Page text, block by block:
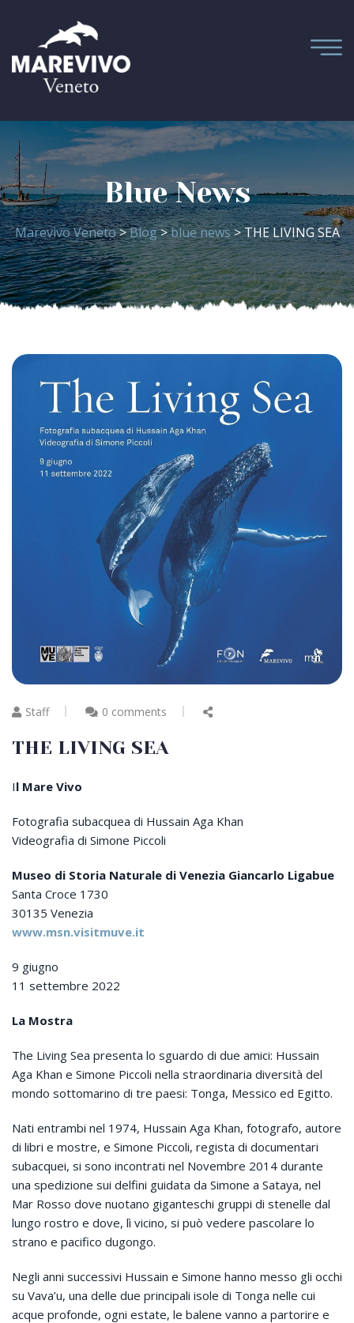
Blue News
Marevivo Veneto>Blog>blue news> THE LIVING SEA
Staff 0 comments
THE LIVING SEA
Il Mare Vivo
Fotografia subacquea di Hussain Aga Khan
Videografia di Simone Piccoli
Museo di Storia Naturale di Venezia Giancarlo Ligabue
Santa Croce 1730
30135 Venezia
www.msn.visitmuve.it
9 giugno
11 settembre 2022
La Mostra
The Living Sea presenta lo sguardo di due amici: Hussain
Aga Khan e Simone Piccoli nella straordinaria diversità del
mondo sottomarino di tre paesi: Tonga, Messico ed Egitto.
Nati entrambi nel 1974, Hussain Aga Khan, fotografo, autore
di libri e mostre, e Simone Piccoli, regista di documentari
subacquei, si sono incontrati nel Novembre 2014 durante
una spedizione sui delfini guidata da Simone a Sataya, nel
Mar Rosso dove nuotano giganteschi gruppi di stenelle dal
lungo rostro e dove, lì vicino, si può vedere pascolare lo
strano e pacifico dugongo.
Negli anni successivi Hussain e Simone hanno messo gli occhi
su Vava’u, una delle due principali isole di Tonga nelle cui
acque profonde, ogni estate, le balene vanno a partorire e